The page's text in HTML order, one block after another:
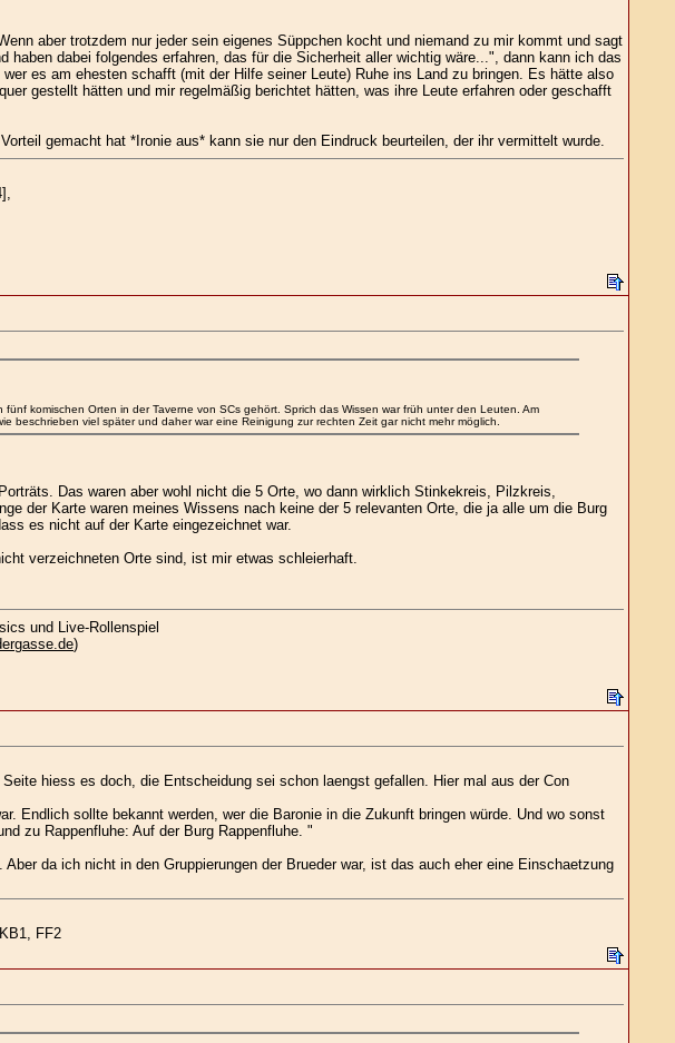
aber trotzdem nur jeder sein eigenes Süppchen kocht und niemand zu mir kommt und sagt
dabei folgendes erfahren, das für die Sicherheit aller wichtig wäre...", dann kann ich das
es am ehesten schafft (mit der Hilfe seiner Leute) Ruhe ins Land zu bringen. Es hätte also
gestellt hätten und mir regelmäßig berichtet hätten, was ihre Leute erfahren oder geschafft
gemacht hat *Ironie aus* kann sie nur den Eindruck beurteilen, der ihr vermittelt wurde.
komischen Orten in der Taverne von SCs gehört. Sprich das Wissen war früh unter den Leuten. Am
beschrieben viel später und daher war eine Reinigung zur rechten Zeit gar nicht mehr möglich.
Das waren aber wohl nicht die 5 Orte, wo dann wirklich Stinkekreis, Pilzkreis,
der Karte waren meines Wissens nach keine der 5 relevanten Orte, die ja alle um die Burg
es nicht auf der Karte eingezeichnet war.
verzeichneten Orte sind, ist mir etwas schleierhaft.
und Live-Rollenspiel
)
hiess es doch, die Entscheidung sei schon laengst gefallen. Hier mal aus der Con
Endlich sollte bekannt werden, wer die Baronie in die Zukunft bringen würde. Und wo sonst
zu Rappenfluhe: Auf der Burg Rappenfluhe. "
da ich nicht in den Gruppierungen der Brueder war, ist das auch eher eine Einschaetzung
FF2